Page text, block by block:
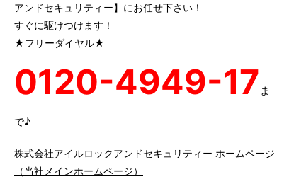
アンドセキュリティー】にお任せ下さい！
すぐに駆けつけます！
★フリーダイヤル★
0120-4949-17 ま
で♪
株式会社アイルロックアンドセキュリティー ホームページ
（当社メインホームページ）